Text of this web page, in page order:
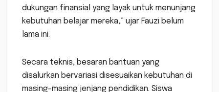
dukungan finansial yang layak untuk menunjang
kebutuhan belajar mereka,” ujar Fauzi belum
lama ini.
Secara teknis, besaran bantuan yang
disalurkan bervariasi disesuaikan kebutuhan di
masing-masing jenjang pendidikan. Siswa